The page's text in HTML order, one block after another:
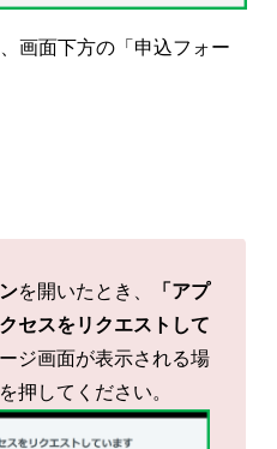
画面下方の「申込フォー
を開いたとき、
「アプ
セスをリクエストして
ジ画面が表示される場
押してください。